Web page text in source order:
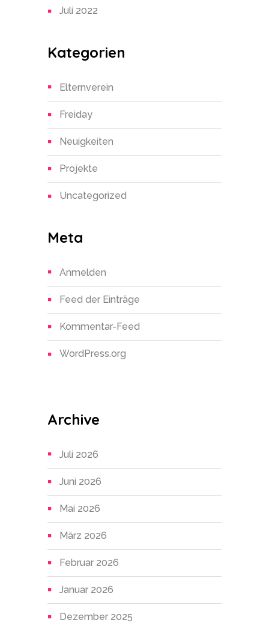
Juli 2022
Kategorien
Elternverein
Freiday
Neuigkeiten
Projekte
Uncategorized
Meta
Anmelden
Feed der Einträge
Kommentar-Feed
WordPress.org
Archive
Juli 2026
Juni 2026
Mai 2026
März 2026
Februar 2026
Januar 2026
Dezember 2025